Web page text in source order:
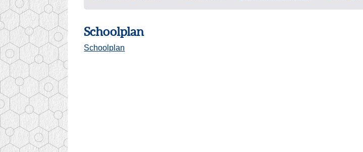
Schoolplan
Schoolplan